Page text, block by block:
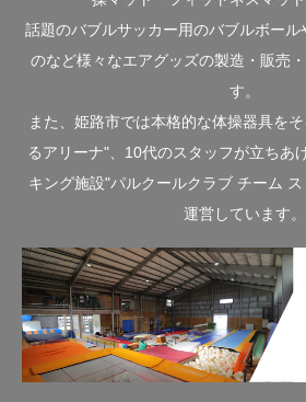
話題のバブルサッカー用のバブルボール
のなど様々なエアグッズの製造・販売
す。
また、姫路市では本格的な体操器具を
るアリーナ"、10代のスタッフが立ちあ
キング施設"パルクールクラブ チーム
運営しています。